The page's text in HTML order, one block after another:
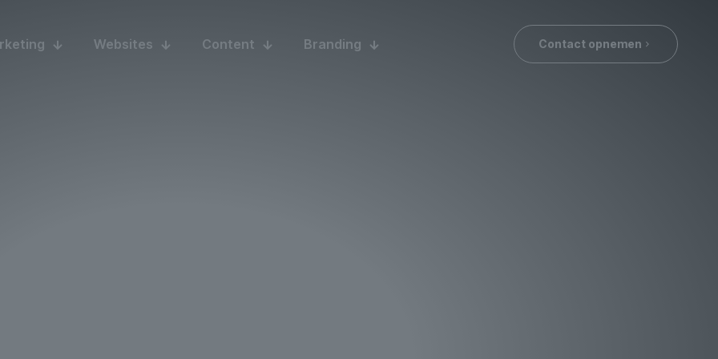
Websites Content Branding Contact opnemen